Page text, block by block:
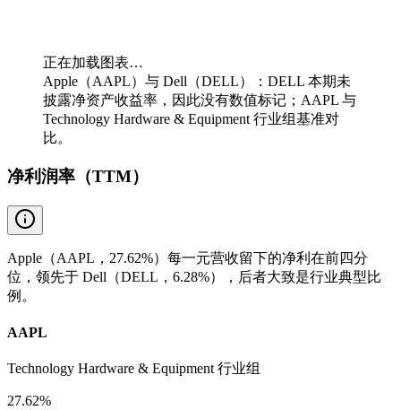
正在加载图表…
Apple（AAPL）与 Dell（DELL）：DELL 本期未
披露净资产收益率，因此没有数值标记；AAPL 与
Technology Hardware & Equipment 行业组基准对
比。
净利润率（TTM）
Apple（AAPL，27.62%）每一元营收留下的净利在前四分
位，领先于 Dell（DELL，6.28%），后者大致是行业典型比
例。
AAPL
Technology Hardware & Equipment 行业组
27.62%